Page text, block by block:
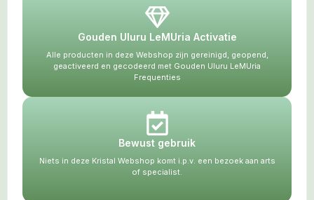
Gouden Uluru LeMUria Activatie
Alle producten in deze Webshop zijn gereinigd, geopend,
geactiveerd en gecodeerd met Gouden Uluru LeMUria
Frequenties
Bewust gebruik
Niets in deze Kristal Webshop komt i.p.v. een bezoek aan arts
of specialist.